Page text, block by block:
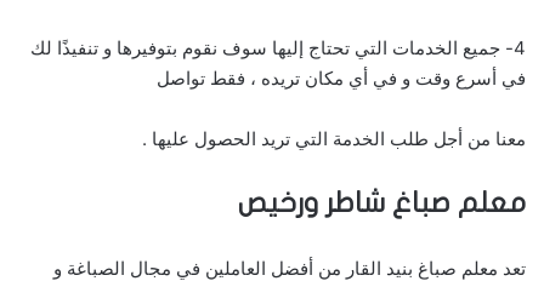
4- جميع الخدمات التي تحتاج إليها سوف نقوم بتوفيرها و تنفيذًا لك
في أسرع وقت و في أي مكان تريده ، فقط تواصل
معنا من أجل طلب الخدمة التي تريد الحصول عليها .
معلم صباغ شاطر ورخيص
تعد معلم صباغ بنيد القار من أفضل العاملين في مجال الصباغة و